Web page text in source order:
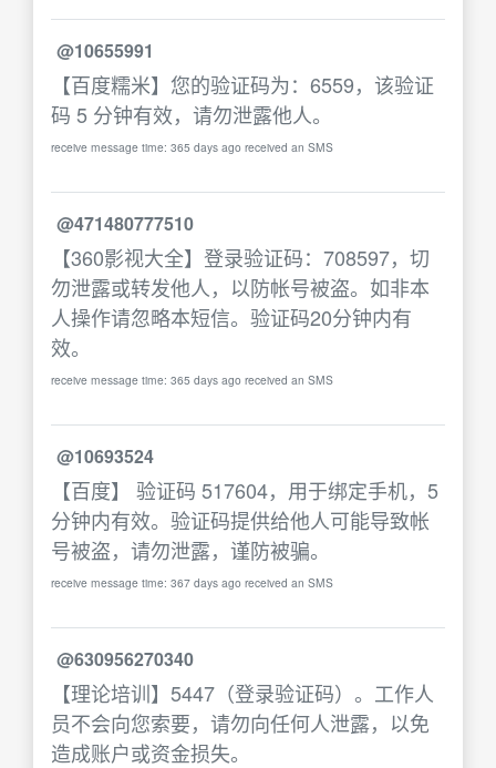
@10655991
【百度糯米】您的验证码为：6559，该验证
码 5 分钟有效，请勿泄露他人。
receive message time: 365 days ago received an SMS
@471480777510
【360影视大全】登录验证码：708597，切
勿泄露或转发他人，以防帐号被盗。如非本
人操作请忽略本短信。验证码20分钟内有
效。
receive message time: 365 days ago received an SMS
@10693524
【百度】 验证码 517604，用于绑定手机，5
分钟内有效。验证码提供给他人可能导致帐
号被盗，请勿泄露，谨防被骗。
receive message time: 367 days ago received an SMS
@630956270340
【理论培训】5447（登录验证码）。工作人
员不会向您索要，请勿向任何人泄露，以免
造成账户或资金损失。